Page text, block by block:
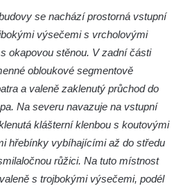
Milešovkou
se nachází prostorná vstupní
výsečemi s vrcholovými
okapovou stěnou. V zadní části
obloukové segmentově
a valeně zaklenutý průchod do
Na severu navazuje na vstupní
klášterní klenbou s koutovými
hřebínky vybíhajícími až do středu
růžici. Na tuto místnost
s trojbokými výsečemi, podél